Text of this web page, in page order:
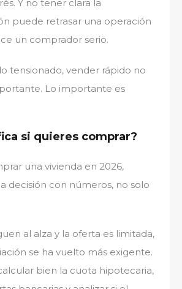
Y no tener clara la
puede retrasar una operación
un comprador serio.
tensionado, vender rápido no
Lo importante es
si quieres comprar?
una vivienda en 2026,
decisión con números, no solo
al alza y la oferta es limitada,
se ha vuelto más exigente.
bien la cuota hipotecaria,